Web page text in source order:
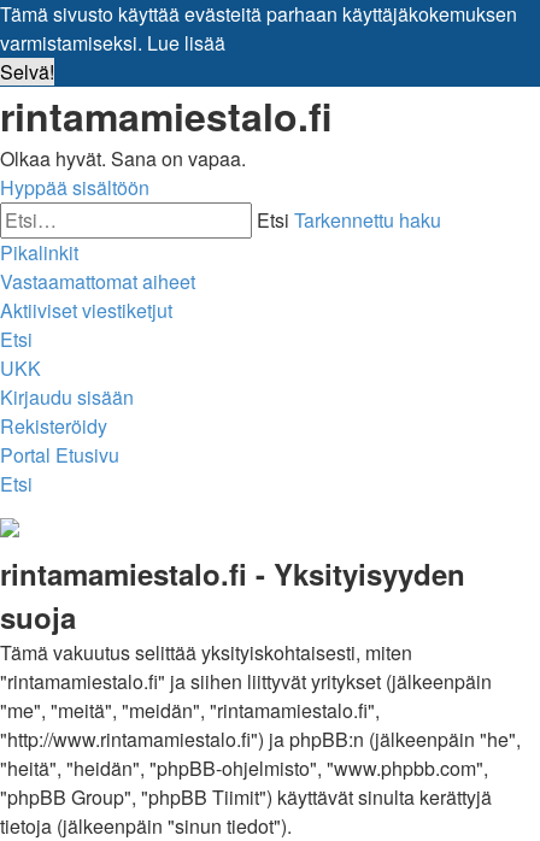
Tämä sivusto käyttää evästeitä parhaan käyttäjäkokemuksen
varmistamiseksi. Lue lisää
Selvä!
rintamamiestalo.fi
Olkaa hyvät. Sana on vapaa.
Hyppää sisältöön
Etsi Tarkennettu haku
Pikalinkit
Vastaamattomat aiheet
Aktiiviset viestiketjut
Etsi
UKK
Kirjaudu sisään
Rekisteröidy
Portal Etusivu
Etsi
rintamamiestalo.fi - Yksityisyyden
suoja
Tämä vakuutus selittää yksityiskohtaisesti, miten
"rintamamiestalo.fi" ja siihen liittyvät yritykset (jälkeenpäin
"me", "meitä", "meidän", "rintamamiestalo.fi",
"http://www.rintamamiestalo.fi") ja phpBB:n (jälkeenpäin "he",
"heitä", "heidän", "phpBB-ohjelmisto", "www.phpbb.com",
"phpBB Group", "phpBB Tiimit") käyttävät sinulta kerättyjä
tietoja (jälkeenpäin "sinun tiedot").